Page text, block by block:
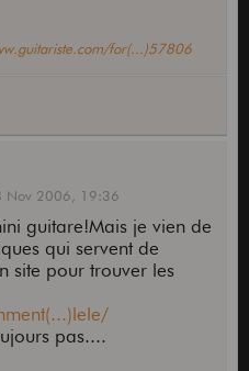
for(...)57806
Nov 2006, 19:36
guitare!Mais je vien de
qui servent de
site pour trouver les
pas....